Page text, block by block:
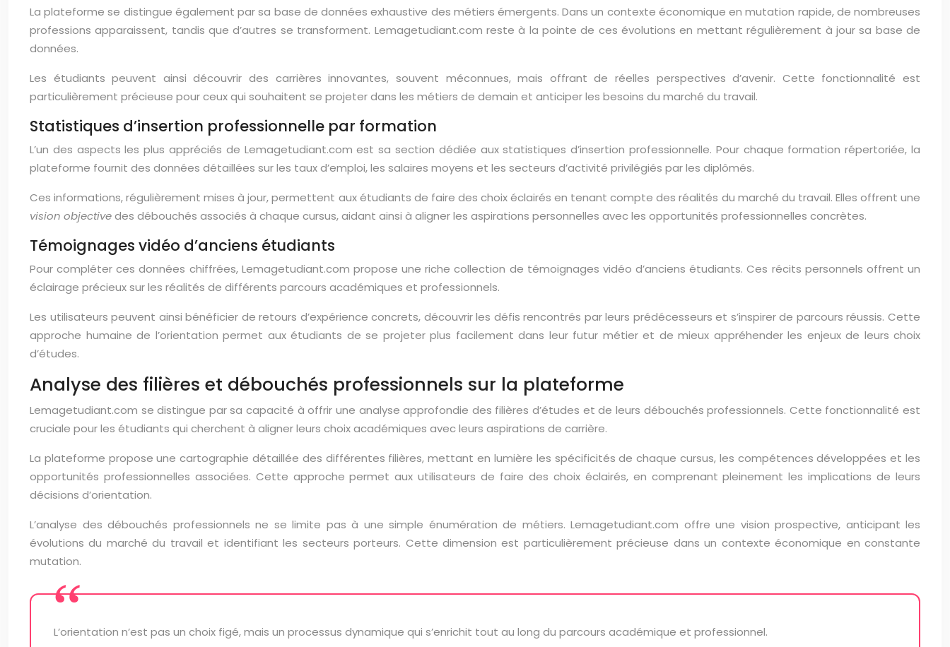
La plateforme se distingue également par sa base de données exhaustive des métiers émergents. Dans un contexte économique en mutation rapide, de nombreuses
professions apparaissent, tandis que d’autres se transforment. Lemagetudiant.com reste à la pointe de ces évolutions en mettant régulièrement à jour sa base de
données.
Les étudiants peuvent ainsi découvrir des carrières innovantes, souvent méconnues, mais offrant de réelles perspectives d’avenir. Cette fonctionnalité est
particulièrement précieuse pour ceux qui souhaitent se projeter dans les métiers de demain et anticiper les besoins du marché du travail.
Statistiques d’insertion professionnelle par formation
L’un des aspects les plus appréciés de Lemagetudiant.com est sa section dédiée aux statistiques d’insertion professionnelle. Pour chaque formation répertoriée, la
plateforme fournit des données détaillées sur les taux d’emploi, les salaires moyens et les secteurs d’activité privilégiés par les diplômés.
Ces informations, régulièrement mises à jour, permettent aux étudiants de faire des choix éclairés en tenant compte des réalités du marché du travail. Elles offrent une
vision objectivedes débouchés associés à chaque cursus, aidant ainsi à aligner les aspirations personnelles avec les opportunités professionnelles concrètes.
Témoignages vidéo d’anciens étudiants
Pour compléter ces données chiffrées, Lemagetudiant.com propose une riche collection de témoignages vidéo d’anciens étudiants. Ces récits personnels offrent un
éclairage précieux sur les réalités de différents parcours académiques et professionnels.
Les utilisateurs peuvent ainsi bénéficier de retours d’expérience concrets, découvrir les défis rencontrés par leurs prédécesseurs et s’inspirer de parcours réussis. Cette
approche humaine de l’orientation permet aux étudiants de se projeter plus facilement dans leur futur métier et de mieux appréhender les enjeux de leurs choix
d’études.
Analyse des filières et débouchés professionnels sur la plateforme
Lemagetudiant.com se distingue par sa capacité à offrir une analyse approfondie des filières d’études et de leurs débouchés professionnels. Cette fonctionnalité est
cruciale pour les étudiants qui cherchent à aligner leurs choix académiques avec leurs aspirations de carrière.
La plateforme propose une cartographie détaillée des différentes filières, mettant en lumière les spécificités de chaque cursus, les compétences développées et les
opportunités professionnelles associées. Cette approche permet aux utilisateurs de faire des choix éclairés, en comprenant pleinement les implications de leurs
décisions d’orientation.
L’analyse des débouchés professionnels ne se limite pas à une simple énumération de métiers. Lemagetudiant.com offre une vision prospective, anticipant les
évolutions du marché du travail et identifiant les secteurs porteurs. Cette dimension est particulièrement précieuse dans un contexte économique en constante
mutation.
L’orientation n’est pas un choix figé, mais un processus dynamique qui s’enrichit tout au long du parcours académique et professionnel.